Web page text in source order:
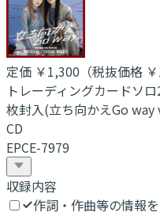
定価 ￥1,300 （税抜価格
トレーディングカードソ
枚封入(立ち向かえGo
CD
EPCE-7979
収録内容
作詞・作曲等の情報